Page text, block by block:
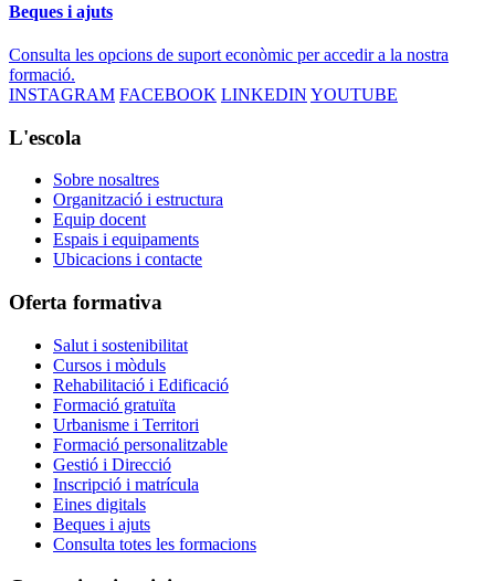
Beques i ajuts
Consulta les opcions de suport econòmic per accedir a la nostra
formació.
INSTAGRAM FACEBOOK LINKEDIN YOUTUBE
L'escola
Sobre nosaltres
Organització i estructura
Equip docent
Espais i equipaments
Ubicacions i contacte
Oferta formativa
Salut i sostenibilitat
Cursos i mòduls
Rehabilitació i Edificació
Formació gratuïta
Urbanisme i Territori
Formació personalitzable
Gestió i Direcció
Inscripció i matrícula
Eines digitals
Beques i ajuts
Consulta totes les formacions